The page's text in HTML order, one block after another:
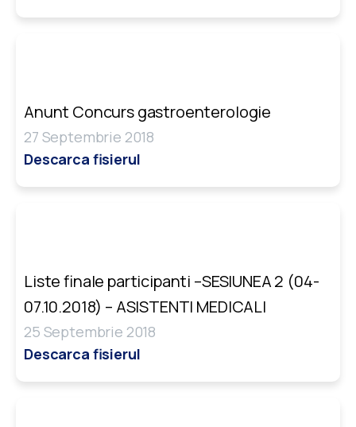
Anunt Concurs gastroenterologie
27 Septembrie 2018
Descarca fisierul
Liste finale participanti –SESIUNEA 2 (04-
07.10.2018) – ASISTENTI MEDICALI
25 Septembrie 2018
Descarca fisierul